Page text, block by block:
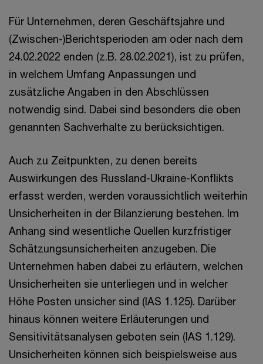
Für Unternehmen, deren Geschäftsjahre und
(Zwischen-)Berichtsperioden am oder nach dem
24.02.2022 enden (z.B. 28.02.2021), ist zu prüfen,
in welchem Umfang Anpassungen und
zusätzliche Angaben in den Abschlüssen
notwendig sind. Dabei sind besonders die oben
genannten Sachverhalte zu berücksichtigen.
Auch zu Zeitpunkten, zu denen bereits
Auswirkungen des Russland-Ukraine-Konflikts
erfasst werden, werden voraussichtlich weiterhin
Unsicherheiten in der Bilanzierung bestehen. Im
Anhang sind wesentliche Quellen kurzfristiger
Schätzungsunsicherheiten anzugeben. Die
Unternehmen haben dabei zu erläutern, welchen
Unsicherheiten sie unterliegen und in welcher
Höhe Posten unsicher sind (IAS 1.125). Darüber
hinaus können weitere Erläuterungen und
Sensitivitätsanalysen geboten sein (IAS 1.129).
Unsicherheiten können sich beispielsweise aus